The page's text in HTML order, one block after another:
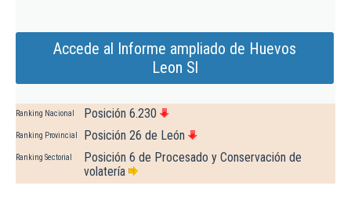
Accede al Informe ampliado de Huevos
Leon Sl
Ranking Nacional Posición 6.230
Ranking Provincial Posición 26 de León
Ranking Sectorial
Posición 6 de Procesado y Conservación de
volatería